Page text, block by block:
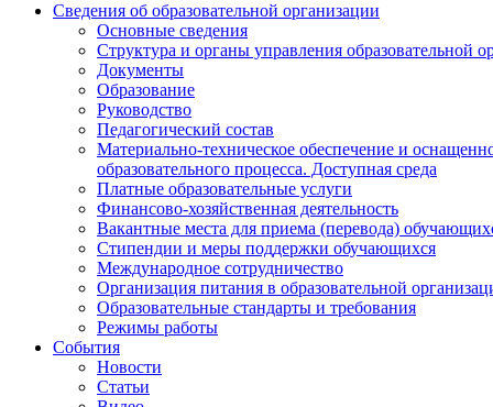
Сведения об образовательной организации
Основные сведения
Структура и органы управления образовательной
Документы
Образование
Руководство
Педагогический состав
Материально-техническое обеспечение и
образовательного процесса. Доступная среда
Платные образовательные услуги
Финансово-хозяйственная деятельность
Вакантные места для приема (перевода)
Стипендии и меры поддержки обучающихся
Международное сотрудничество
Организация питания в образовательной
Образовательные стандарты и требования
Режимы работы
События
Новости
Статьи